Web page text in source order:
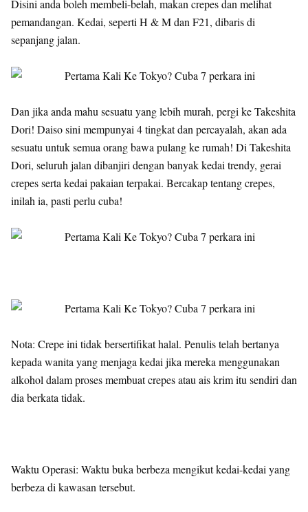
Disini anda boleh membeli-belah, makan crepes dan melihat
pemandangan. Kedai, seperti H & M dan F21, dibaris di
sepanjang jalan.
Dan jika anda mahu sesuatu yang lebih murah, pergi ke Takeshita
Dori! Daiso sini mempunyai 4 tingkat dan percayalah, akan ada
sesuatu untuk semua orang bawa pulang ke rumah! Di Takeshita
Dori, seluruh jalan dibanjiri dengan banyak kedai trendy, gerai
crepes serta kedai pakaian terpakai. Bercakap tentang crepes,
inilah ia, pasti perlu cuba!
Nota: Crepe ini tidak bersertifikat halal. Penulis telah bertanya
kepada wanita yang menjaga kedai jika mereka menggunakan
alkohol dalam proses membuat crepes atau ais krim itu sendiri dan
dia berkata tidak.
Waktu Operasi: Waktu buka berbeza mengikut kedai-kedai yang
berbeza di kawasan tersebut.